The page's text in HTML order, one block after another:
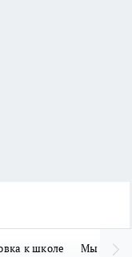
к школе Мы в MAX